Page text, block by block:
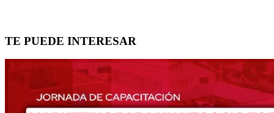
TE PUEDE INTERESAR